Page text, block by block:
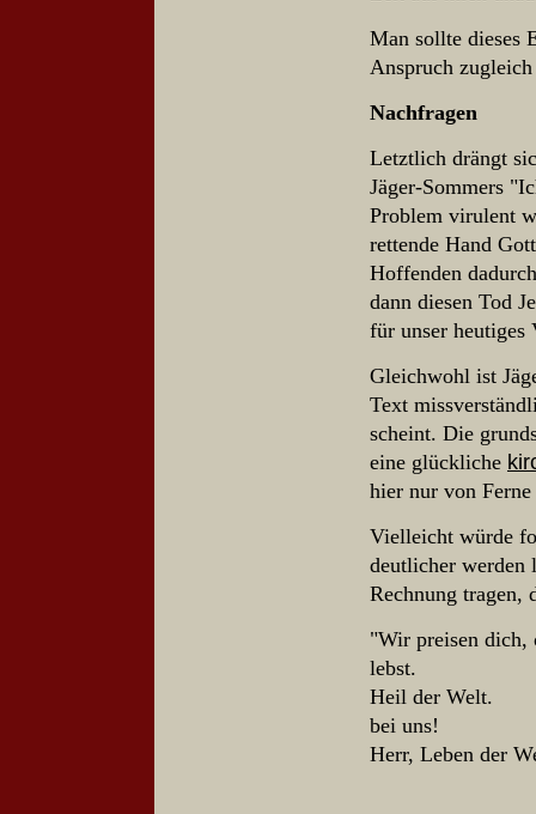
Man sollte dieses
Anspruch
Nachfragen
Letztlich drängt
Jäger-Sommers
Problem virulent
rettende Hand
Hoffenden
dann diesen Tod
für unser heutiges
Gleichwohl ist
Text
scheint. Die
eine glückliche
hier nur von Ferne
Vielleicht würde
deutlicher werden
Rechnung tragen,
"Wir preisen dich,
Heil der
bei
Herr, Leben